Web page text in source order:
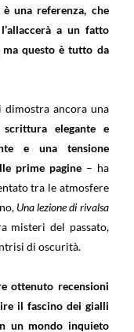
è una referenza, che
a un fatto
questo è tutto da
dimostra ancora una
elegante e
e una tensione
prime pagine– ha
tra le atmosfere
Una lezione di rivalsa
misteri del passato,
di oscurità.
ottenuto recensioni
il fascino dei gialli
un mondo inquieto